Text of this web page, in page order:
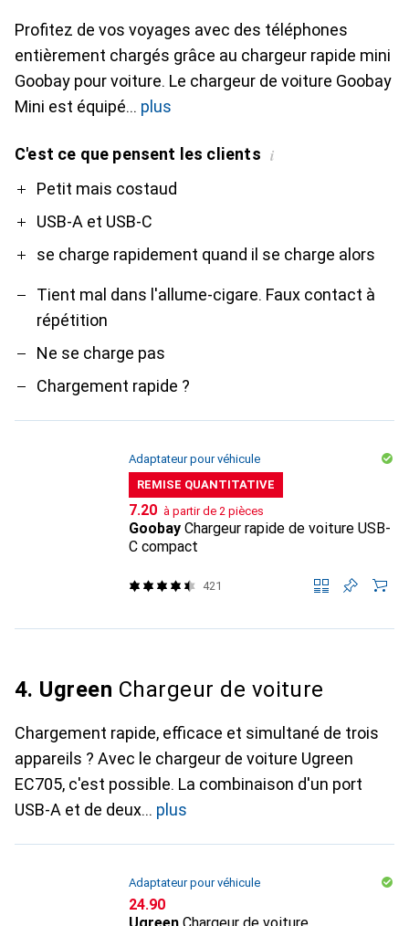
Profitez de vos voyages avec des téléphones
entièrement chargés grâce au chargeur rapide mini
Goobay pour voiture. Le chargeur de voiture Goobay
Mini est équipé
plus
C'est ce que pensent les clients i
ProPetit mais costaud
USB-A et USB-C
se charge rapidement quand il se charge alors
Contre
Tient mal dans l'allume-cigare. Faux contact à
répétition
Ne se charge pas
Chargement rapide ?
Adaptateur pour véhicule
REMISE QUANTITATIVE
CHF
7.20 à partir de 2 pièces
Goobay Chargeur rapide de voiture USB-
C compact
421
4. Ugreen Chargeur de voiture
Chargement rapide, efficace et simultané de trois
appareils ? Avec le chargeur de voiture Ugreen
EC705, c'est possible. La combinaison d'un port
USB-A et de deux
plus
Adaptateur pour véhicule
CHF
24.90